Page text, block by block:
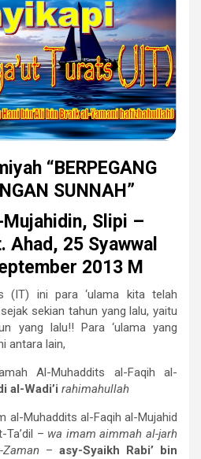
“BERPEGANG
SUNNAH”
Slipi –
Ahad, 25 Syawwal
2013 M
(IT) ini para ‘ulama kita telah
sekian tahun yang lalu, yaitu
yang lalu!! Para ‘ulama yang
antara lain,
Muhaddits al-Faqih al-
al-Wadi’i rahimahullah
Muhaddits al-Faqih al-Mujahid
Ta’dil – wa imam aimmah al-jarh
– asy-Syaikh Rabi’ bin